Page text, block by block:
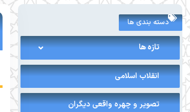
دسته بندی ها
تازه ها
انقلاب اسلامی
تصویر و چهره واقعی دیگران